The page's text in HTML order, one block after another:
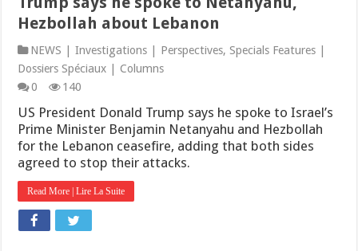
Hezbollah about Lebanon
NEWS | Investigations | Perspectives,Specials Features |
Dossiers Spéciaux | Columns
0
140
US President Donald Trump says he spoke to Israel’s
Prime Minister Benjamin Netanyahu and Hezbollah
for the Lebanon ceasefire, adding that both sides
agreed to stop their attacks.
Read More | Lire La Suite